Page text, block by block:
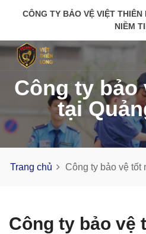
CÔNG TY BẢO VỆ VIỆT
NIỀM
Công ty bảo
tại
Trang chủ Công ty bảo vệ tốt
Công ty bảo vệ